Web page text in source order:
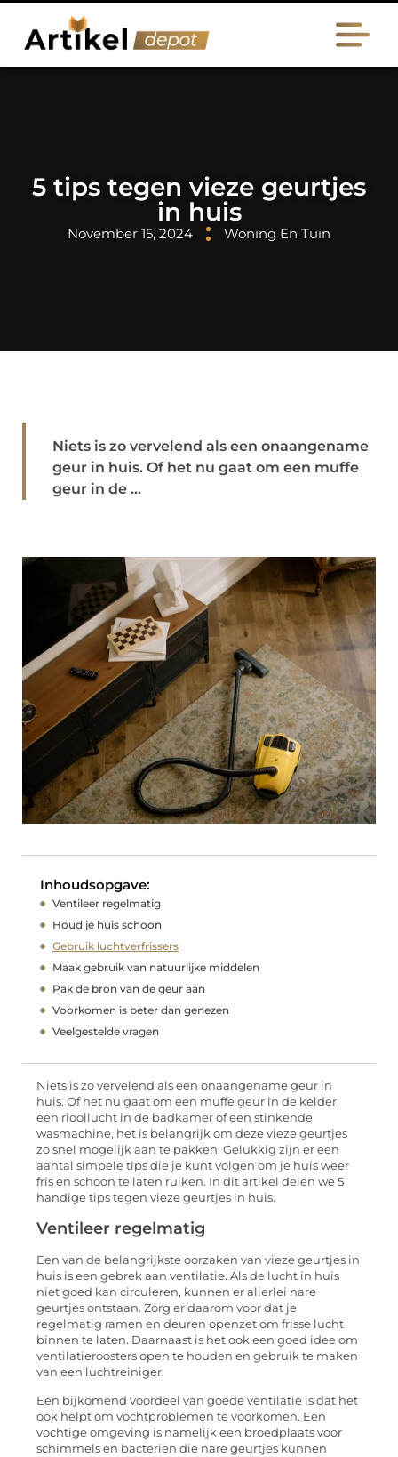
5 tips tegen vieze geurtjes
in huis
November 15, 2024 Woning En Tuin
Niets is zo vervelend als een onaangename
geur in huis. Of het nu gaat om een muffe
geur in de ...
Inhoudsopgave:
Ventileer regelmatig
Houd je huis schoon
Gebruik luchtverfrissers
Maak gebruik van natuurlijke middelen
Pak de bron van de geur aan
Voorkomen is beter dan genezen
Veelgestelde vragen
Niets is zo vervelend als een onaangename geur in
huis. Of het nu gaat om een muffe geur in de kelder,
een rioollucht in de badkamer of een stinkende
wasmachine, het is belangrijk om deze vieze geurtjes
zo snel mogelijk aan te pakken. Gelukkig zijn er een
aantal simpele tips die je kunt volgen om je huis weer
fris en schoon te laten ruiken. In dit artikel delen we 5
handige tips tegen vieze geurtjes in huis.
Ventileer regelmatig
Een van de belangrijkste oorzaken van vieze geurtjes in
huis is een gebrek aan ventilatie. Als de lucht in huis
niet goed kan circuleren, kunnen er allerlei nare
geurtjes ontstaan. Zorg er daarom voor dat je
regelmatig ramen en deuren openzet om frisse lucht
binnen te laten. Daarnaast is het ook een goed idee om
ventilatieroosters open te houden en gebruik te maken
van een luchtreiniger.
Een bijkomend voordeel van goede ventilatie is dat het
ook helpt om vochtproblemen te voorkomen. Een
vochtige omgeving is namelijk een broedplaats voor
schimmels en bacteriën die nare geurtjes kunnen